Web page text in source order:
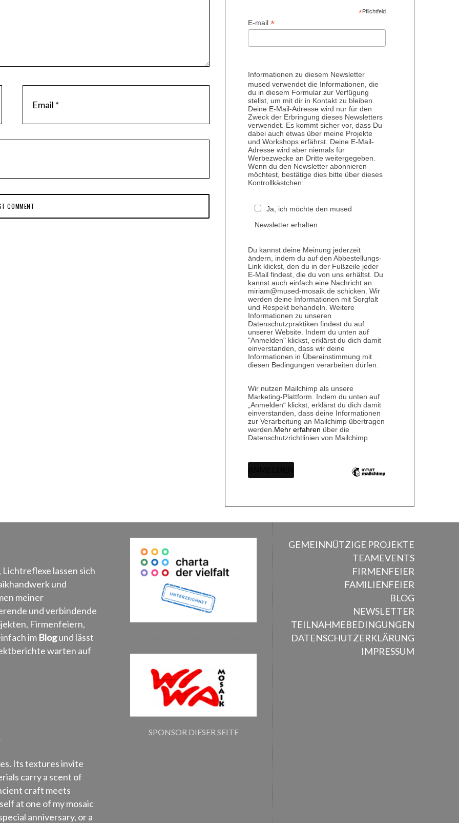
*Pflichtfeld
E-mail *
Informationen zu diesem Newsletter
mused verwendet die Informationen, die
du in diesem Formular zur Verfügung
stellst, um mit dir in Kontakt zu bleiben.
Deine E-Mail-Adresse wird nur für den
Zweck der Erbringung dieses Newsletters
verwendet. Es kommt sicher vor, dass Du
dabei auch etwas über meine Projekte
und Workshops erfährst. Deine E-Mail-
Adresse wird aber niemals für
Werbezwecke an Dritte weitergegeben.
Wenn du den Newsletter abonnieren
möchtest, bestätige dies bitte über dieses
Kontrollkästchen:
Ja, ich möchte den mused
Newsletter erhalten.
Du kannst deine Meinung jederzeit
ändern, indem du auf den Abbestellungs-
Link klickst, den du in der Fußzeile jeder
E-Mail findest, die du von uns erhältst. Du
kannst auch einfach eine Nachricht an
miriam@mused-mosaik.de schicken. Wir
werden deine Informationen mit Sorgfalt
und Respekt behandeln. Weitere
Informationen zu unseren
Datenschutzpraktiken findest du auf
unserer Website. Indem du unten auf
"Anmelden" klickst, erklärst du dich damit
einverstanden, dass wir deine
Informationen in Übereinstimmung mit
diesen Bedingungen verarbeiten dürfen.
Wir nutzen Mailchimp als unsere
Marketing-Plattform. Indem du unten auf
„Anmelden“ klickst, erklärst du dich damit
einverstanden, dass deine Informationen
zur Verarbeitung an Mailchimp übertragen
werden.Mehr erfahren über die
Datenschutzrichtlinien von Mailchimp.
lassen sich
und
meiner
und verbindende
Firmenfeiern,
im Blogund lässt
warten auf
Its textures invite
carry a scent of
craft meets
at one of my mosaic
anniversary, or a
SPONSOR DIESER SEITE
GEMEINNÜTZIGE PROJEKTE
TEAMEVENTS
FIRMENFEIER
FAMILIENFEIER
BLOG
NEWSLETTER
TEILNAHMEBEDINGUNGEN
DATENSCHUTZERKLÄRUNG
IMPRESSUM